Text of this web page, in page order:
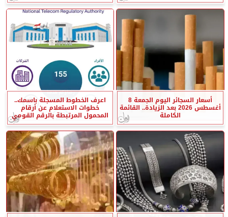
أسعار السجائر اليوم الجمعة 8
أغسطس 2026 بعد الزيادة.. القائمة
الكاملة
اعرف الخطوط المسجلة باسمك..
خطوات الاستعلام عن أرقام
المحمول المرتبطة بالرقم القومي